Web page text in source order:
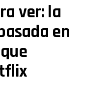
ver: la
en